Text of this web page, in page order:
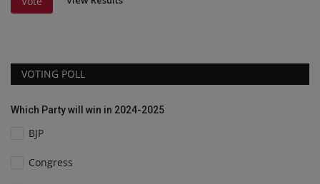
VOTING POLL
Which Party will win in 2024-2025
BJP
Congress